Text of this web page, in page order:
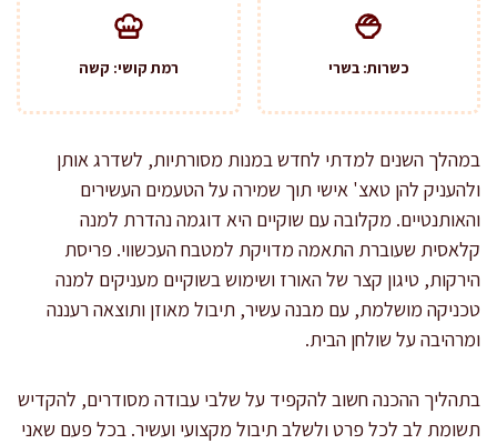
כשרות: בשרי רמת קושי: קשה
במהלך השנים למדתי לחדש במנות מסורתיות, לשדרג אותן
ולהעניק להן טאצ' אישי תוך שמירה על הטעמים העשירים
והאותנטיים. מקלובה עם שוקיים היא דוגמה נהדרת למנה
קלאסית שעוברת התאמה מדויקת למטבח העכשווי. פריסת
הירקות, טיגון קצר של האורז ושימוש בשוקיים מעניקים למנה
טכניקה מושלמת, עם מבנה עשיר, תיבול מאוזן ותוצאה רעננה
ומרהיבה על שולחן הבית.
בתהליך ההכנה חשוב להקפיד על שלבי עבודה מסודרים, להקדיש
תשומת לב לכל פרט ולשלב תיבול מקצועי ועשיר. בכל פעם שאני